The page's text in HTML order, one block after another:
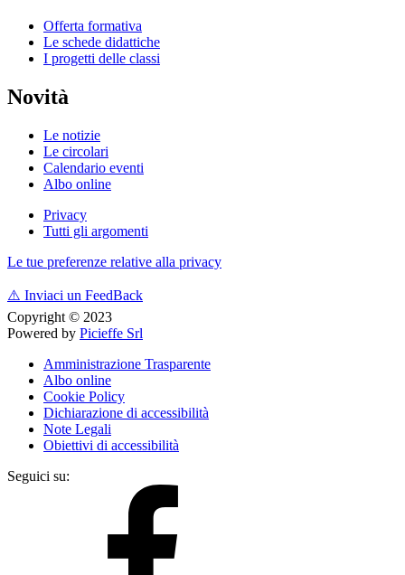
Offerta formativa
Le schede didattiche
I progetti delle classi
Novità
Le notizie
Le circolari
Calendario eventi
Albo online
Privacy
Tutti gli argomenti
Le tue preferenze relative alla privacy
⚠️ Inviaci un FeedBack
Copyright © 2023
Powered by Picieffe Srl
Amministrazione Trasparente
Albo online
Cookie Policy
Dichiarazione di accessibilità
Note Legali
Obiettivi di accessibilità
Seguici su: